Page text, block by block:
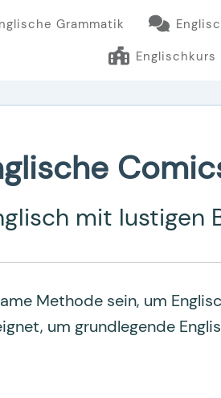
Grammatik
Englischkurs
mit lustigen
Methode sein, um
um grundlegende